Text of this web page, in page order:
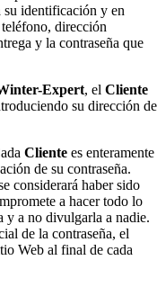
su identificación y en
dirección
y la contraseña que
Expert, el Cliente
su dirección de
Cliente es enteramente
de su contraseña.
considerará haber sido
a hacer todo lo
y a no divulgarla a nadie.
de la contraseña, el
Web al final de cada